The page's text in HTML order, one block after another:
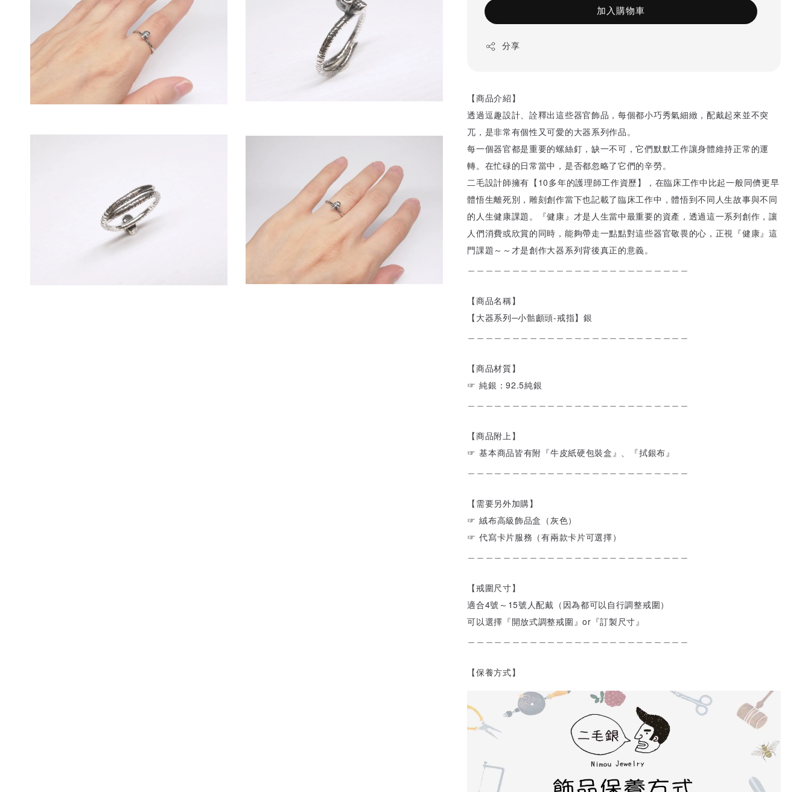
加入購物車
分享
【商品介紹】
透過逗趣設計、詮釋出這些器官飾品，每個都小巧秀氣細緻，配戴起來並不突
兀，是非常有個性又可愛的大器系列作品。
每一個器官都是重要的螺絲釘，缺一不可，它們默默工作讓身體維持正常的運
轉。在忙碌的日常當中，是否都忽略了它們的辛勞。
二毛設計師擁有【10多年的護理師工作資歷】，在臨床工作中比起一般同儕更早
體悟生離死別，雕刻創作當下也記載了臨床工作中，體悟到不同人生故事與不同
的人生健康課題。『健康』才是人生當中最重要的資產，透過這一系列創作，讓
人們消費或欣賞的同時，能夠帶走一點點對這些器官敬畏的心，正視『健康』這
門課題～～才是創作大器系列背後真正的意義。
【商品名稱】
【大器系列─小骷顱頭-戒指】銀
【商品材質】
☞ 純銀：92.5純銀
【商品附上】
☞ 基本商品皆有附『牛皮紙硬包裝盒』、『拭銀布』
【需要另外加購】
☞ 絨布高級飾品盒（灰色）
☞ 代寫卡片服務（有兩款卡片可選擇）
【戒圍尺寸】
適合4號～15號人配戴（因為都可以自行調整戒圍）
可以選擇『開放式調整戒圍』or『訂製尺寸』
【保養方式】